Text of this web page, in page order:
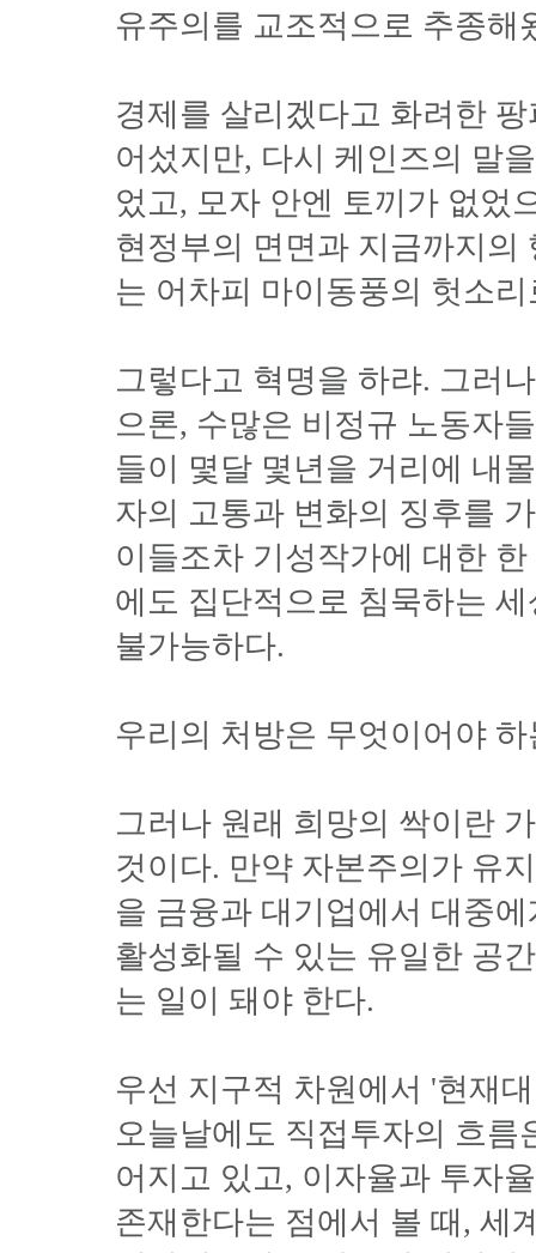
유주의를 교조적으로 추종해
경제를 살리겠다고 화려한
어섰지만, 다시 케인즈의 말
었고, 모자 안엔 토끼가 없었
현정부의 면면과 지금까지의
는 어차피 마이동풍의 헛소
그렇다고 혁명을 하랴. 그러
으론, 수많은 비정규 노동자
들이 몇달 몇년을 거리에 내
자의 고통과 변화의 징후를
이들조차 기성작가에 대한
에도 집단적으로 침묵하는
불가능하다.
우리의 처방은 무엇이어야 하
그러나 원래 희망의 싹이란
것이다. 만약 자본주의가 유
을 금융과 대기업에서 대중
활성화될 수 있는 유일한 공
는 일이 돼야 한다.
우선 지구적 차원에서 '현재
오늘날에도 직접투자의 흐
어지고 있고, 이자율과 투자
존재한다는 점에서 볼 때, 세